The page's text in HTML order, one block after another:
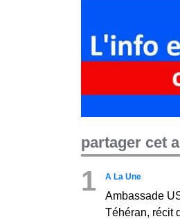
partager cet
1 A La Une
Ambassade
Téhéran, récit